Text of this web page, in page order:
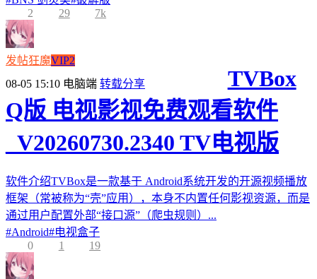
2
29 7k
发帖狂魔VIP2
08-05 15:10 电脑端 转载分享
TVBox
Q版 电视影视免费观看软件
_V20260730.2340 TV电视版
软件介绍TVBox是一款基于 Android系统开发的开源视频播放
框架（常被称为“壳”应用），本身不内置任何影视资源，而是
通过用户配置外部“接口源”（爬虫规则）...
#Android#电视盒子
0
1 19